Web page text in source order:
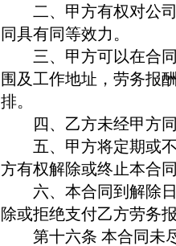
二、甲方有权对公
同具有同等效力。
三、甲方可以在合
围及工作地址，劳务报
排。
四、乙方未经甲方
五、甲方将定期或
方有权解除或终止本合同
六、本合同到解除
除或拒绝支付乙方劳务报
第十六条 本合同未